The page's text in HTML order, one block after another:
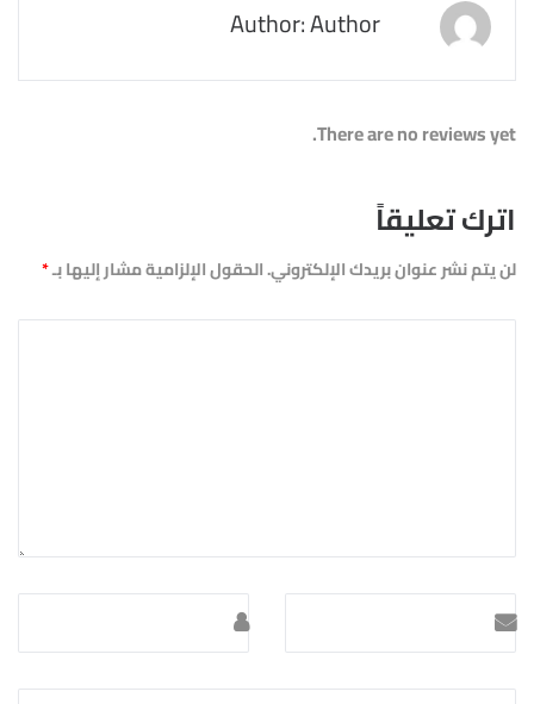
Author: Author
There are no reviews yet.
اترك تعليقاً
لن يتم نشر عنوان بريدك الإلكتروني.الحقول الإلزامية مشار إليها بـ*